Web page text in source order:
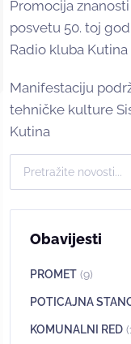
Promocija
posvetu 50. toj
Radio kluba Kutina
Manifestaciju
tehničke kulture
Kutina
Obavijesti
PROMET (9)
POTICAJNA
KOMUNALNI RED